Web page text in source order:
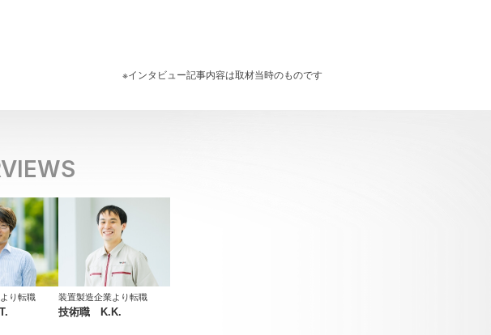
※インタビュー記事内容は取材当時のものです
り転職 装置製造企業より転職
技術職 K.K.